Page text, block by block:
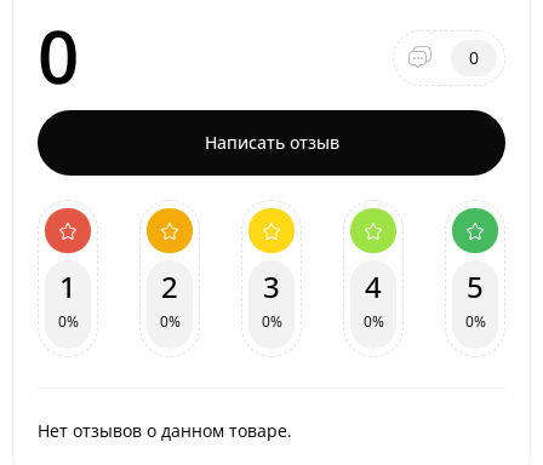
0 0
Написать отзыв
1
0%
2
0%
3
0%
4
0%
5
0%
Нет отзывов о данном товаре.